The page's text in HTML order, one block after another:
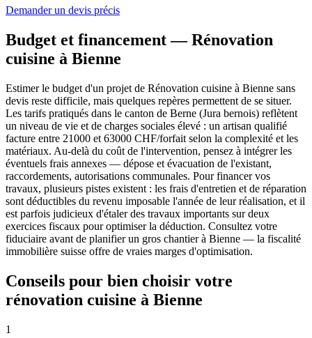
Demander un devis précis
Budget et financement — Rénovation
cuisine à Bienne
Estimer le budget d'un projet de Rénovation cuisine à Bienne sans
devis reste difficile, mais quelques repères permettent de se situer.
Les tarifs pratiqués dans le canton de Berne (Jura bernois) reflètent
un niveau de vie et de charges sociales élevé : un artisan qualifié
facture entre 21000 et 63000 CHF/forfait selon la complexité et les
matériaux. Au-delà du coût de l'intervention, pensez à intégrer les
éventuels frais annexes — dépose et évacuation de l'existant,
raccordements, autorisations communales. Pour financer vos
travaux, plusieurs pistes existent : les frais d'entretien et de réparation
sont déductibles du revenu imposable l'année de leur réalisation, et il
est parfois judicieux d'étaler des travaux importants sur deux
exercices fiscaux pour optimiser la déduction. Consultez votre
fiduciaire avant de planifier un gros chantier à Bienne — la fiscalité
immobilière suisse offre de vraies marges d'optimisation.
Conseils pour bien choisir votre
rénovation cuisine à Bienne
1